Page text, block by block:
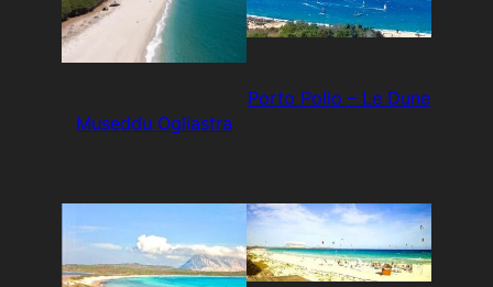
Museddu Ogliastra
Porto Pollo – Le Dune